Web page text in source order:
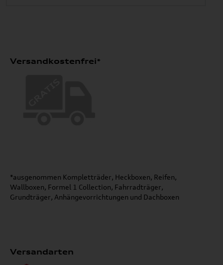
Versandkostenfrei*
*ausgenommen Kompletträder, Heckboxen, Reifen,
Wallboxen, Formel 1 Collection, Fahrradträger,
Grundträger, Anhängevorrichtungen und Dachboxen
Versandarten